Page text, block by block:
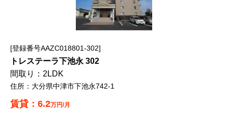
登録番号AAZC018801-302
トレステーラ下池永 302
2LDK
大分県中津市下池永742-1
6.2万円/月